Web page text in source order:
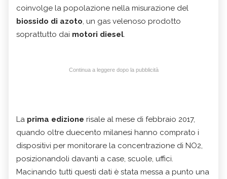
coinvolge la popolazione nella misurazione del
biossido di azoto, un gas velenoso prodotto
soprattutto dai motori diesel.
Continua a leggere dopo la pubblicità
La prima edizione risale al mese di febbraio 2017,
quando oltre duecento milanesi hanno comprato i
dispositivi per monitorare la concentrazione di NO2,
posizionandoli davanti a case, scuole, uffici.
Macinando tutti questi dati è stata messa a punto una